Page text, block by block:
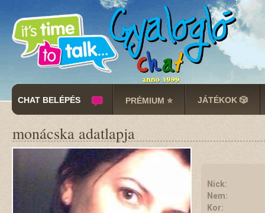
CHAT BELÉPÉS PRÉMIUM ⭐ JÁTÉKOK 🎲
monácska adatlapja
Nick:
Nem:
Kor: